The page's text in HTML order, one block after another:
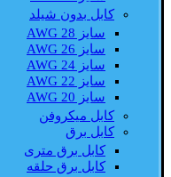
کابل بدون شیلد
سایز AWG 28
سایز AWG 26
سایز AWG 24
سایز AWG 22
سایز AWG 20
کابل میکروفن
کابل برق
کابل برق متری
کابل برق حلقه